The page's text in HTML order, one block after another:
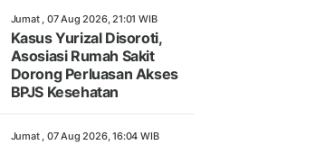
Jumat , 07 Aug 2026, 21:01 WIB
Kasus Yurizal Disoroti,
Asosiasi Rumah Sakit
Dorong Perluasan Akses
BPJS Kesehatan
Jumat , 07 Aug 2026, 16:04 WIB